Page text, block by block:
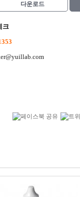
다운로드
크